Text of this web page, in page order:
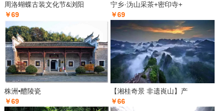
周洛蝴蝶古装文化节&浏阳
￥69
宁乡·沩山采茶+密印寺+
￥69
株洲•醴陵瓷
￥69
【湘桂奇景 非遗崀山】产
￥66